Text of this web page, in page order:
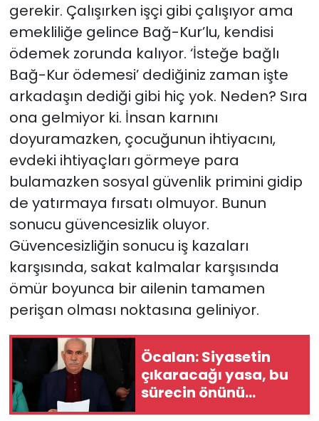
gerekir. Çalışırken işçi gibi çalışıyor ama
emekliliğe gelince Bağ-Kur’lu, kendisi
ödemek zorunda kalıyor. ‘İsteğe bağlı
Bağ-Kur ödemesi’ dediğiniz zaman işte
arkadaşın dediği gibi hiç yok. Neden? Sıra
ona gelmiyor ki. İnsan karnını
doyuramazken, çocuğunun ihtiyacını,
evdeki ihtiyaçları görmeye para
bulamazken sosyal güvenlik primini gidip
de yatırmaya fırsatı olmuyor. Bunun
sonucu güvencesizlik oluyor.
Güvencesizliğin sonucu iş kazaları
karşısında, sakat kalmalar karşısında
ömür boyunca bir ailenin tamamen
perişan olması noktasına geliniyor.
Öcalan: Siyasetin
çıkaracağı yasa, bu
sürecin önünü
açacak anahtar